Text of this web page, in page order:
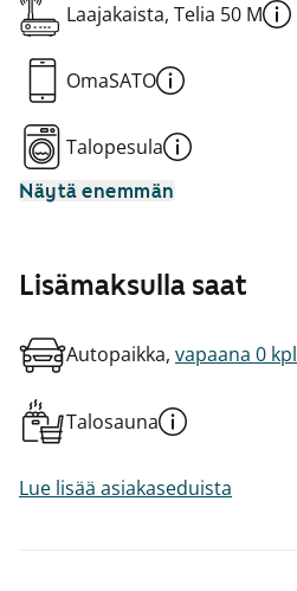
Laajakaista, Telia 50 M
OmaSATO
Talopesula
Näytä enemmän
Lisämaksulla saat
Autopaikka, vapaana 0 kpl
Talosauna
Lue lisää asiakaseduista